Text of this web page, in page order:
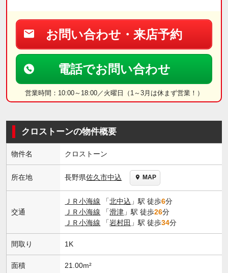
お問い合わせ・来店予約
電話でお問い合わせ
営業時間：10:00～18:00／火曜日（1～3月は休まず営業！）
クロストーンの物件概要
物件名 クロストーン
所在地 長野県佐久市中込 MAP
交通
ＪＲ小海線 「北中込 」駅 徒歩6分
ＪＲ小海線 「滑津 」駅 徒歩26分
ＪＲ小海線 「岩村田 」駅 徒歩34分
間取り 1K
面積 21.00m²